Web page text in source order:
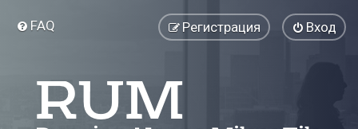
FAQ Вход
Регистрация